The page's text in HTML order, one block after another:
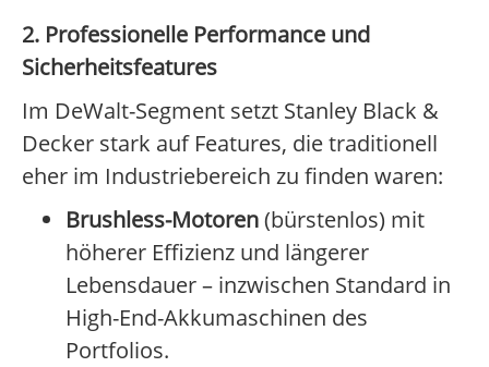
2. Professionelle Performance und
Sicherheitsfeatures
Im DeWalt-Segment setzt Stanley Black &
Decker stark auf Features, die traditionell
eher im Industriebereich zu finden waren:
Brushless-Motoren(bürstenlos) mit
höherer Effizienz und längerer
Lebensdauer – inzwischen Standard in
High-End-Akkumaschinen des
Portfolios.